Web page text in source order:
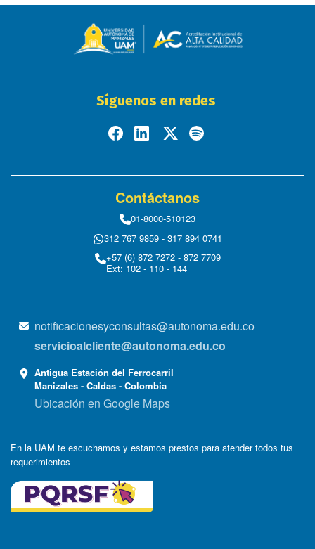
Síguenos en redes
Contáctanos
01-8000-510123
312 767 9859 - 317 894 0741
+57 (6) 872 7272 - 872 7709
Ext: 102 - 110 - 144
notificacionesyconsultas@autonoma.edu.co
servicioalcliente@autonoma.edu.co
Antigua Estación del Ferrocarril
Manizales - Caldas - Colombia
Ubicación en Google Maps
En la UAM te escuchamos y estamos prestos para atender todos tus
requerimientos